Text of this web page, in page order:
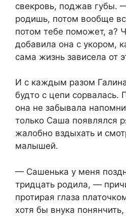
свекровь, поджав губы.
родишь, потом вообще
потом тебе поможет, а?
добавила она с укором,
сама жизнь зависела от
И с каждым разом
будто с цепи сорвалась.
она не забывала
только Саша появлялся
жалобно вздыхать и
малышей.
— Сашенька у меня
тридцать родила, —
протирая глаза
хотя бы внука